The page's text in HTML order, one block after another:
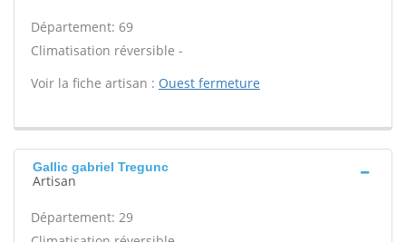
Département: 69
Climatisation réversible -
Voir la fiche artisan : Ouest fermeture
Gallic gabriel Tregunc
Artisan
Département: 29